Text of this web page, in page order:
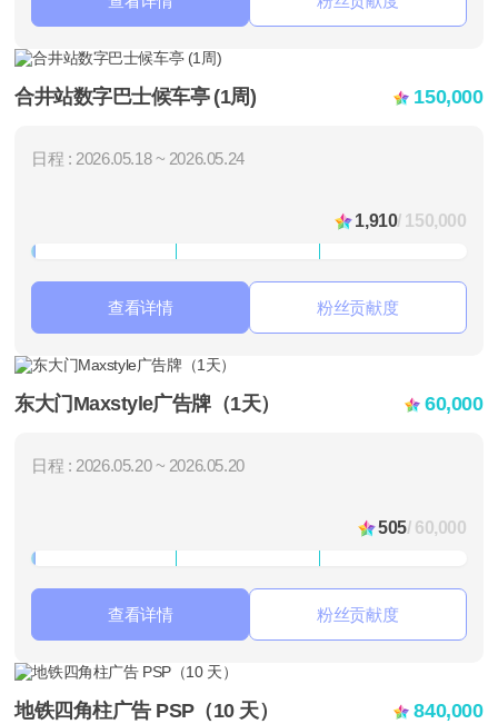
合井站数字巴士候车亭 (1周) 150,000
日程 : 2026.05.18 ~ 2026.05.24
1,910/ 150,000
查看详情 粉丝贡献度
东大门Maxstyle广告牌（1天） 60,000
日程 : 2026.05.20 ~ 2026.05.20
505/ 60,000
查看详情 粉丝贡献度
地铁四角柱广告 PSP（10 天） 840,000